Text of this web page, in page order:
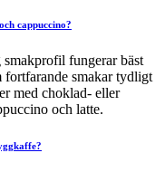
cappuccino?
fungerar bäst
fortfarande smakar tydligt
med choklad- eller
och latte.